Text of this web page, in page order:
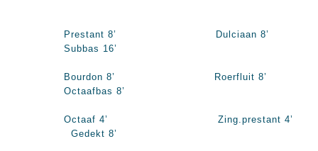
Prestant 8’ Dulciaan 8’
Subbas 16’
Bourdon 8’ Roerfluit 8’
Octaafbas 8’
Octaaf 4’ Zing.prestant 4’
Gedekt 8’